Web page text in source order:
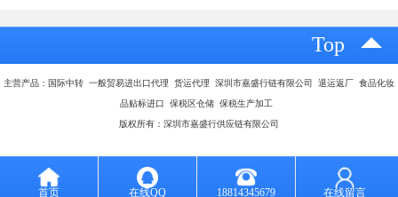
Top
主营产品：国际中转 一般贸易进出口代理 货运代理 深圳市嘉盛行链有限公司 退运返厂 食品化妆
品贴标进口 保税区仓储 保税生产加工
版权所有：深圳市嘉盛行供应链有限公司
首页 在线QQ 18814345679 在线留言